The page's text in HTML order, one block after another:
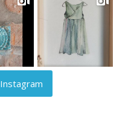
Seguime en Instagram